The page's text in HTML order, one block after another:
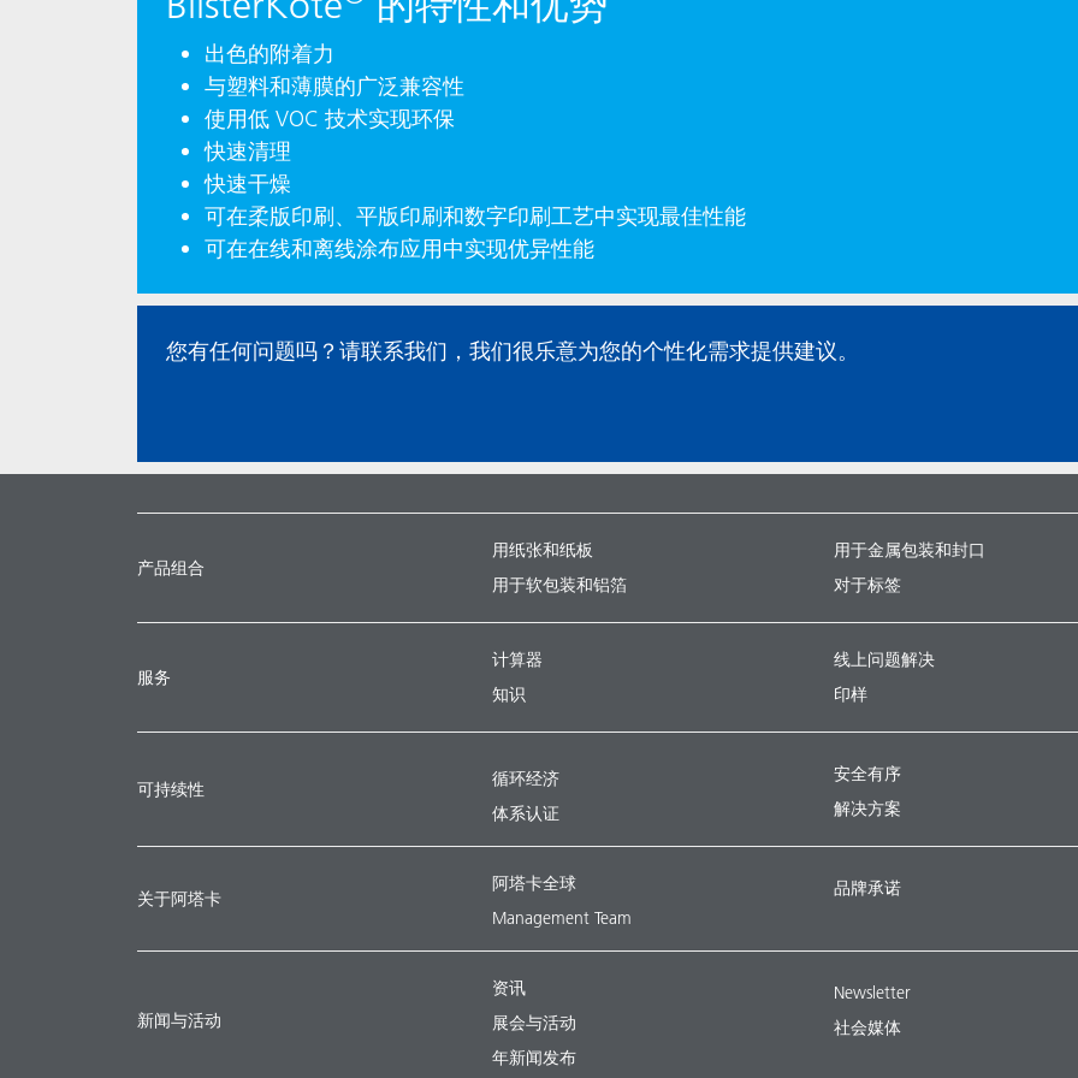
出色的附着力
与塑料和薄膜的广泛兼容性
使用低 VOC 技术实现环保
快速清理
快速干燥
可在柔版印刷、平版印刷和数字印刷工艺中实现最佳性能
可在在线和离线涂布应用中实现优异性能
您有任何问题吗？请联系我们，我们很乐意为您的个性化需求提供建议。
产品组合
用纸张和纸板
用于软包装和铝箔
用于金属包装和封口
对于标签
服务
计算器
知识
线上问题解决
印样
可持续性
循环经济
体系认证
安全有序
解决方案
关于阿塔卡
阿塔卡全球
Management Team
品牌承诺
新闻与活动
资讯
展会与活动
年新闻发布
Newsletter
社会媒体